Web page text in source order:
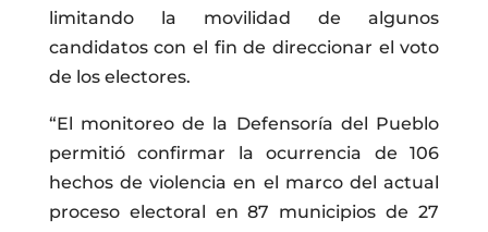
limitando la movilidad de algunos
candidatos con el fin de direccionar el voto
de los electores.
“El monitoreo de la Defensoría del Pueblo
permitió confirmar la ocurrencia de 106
hechos de violencia en el marco del actual
proceso electoral en 87 municipios de 27